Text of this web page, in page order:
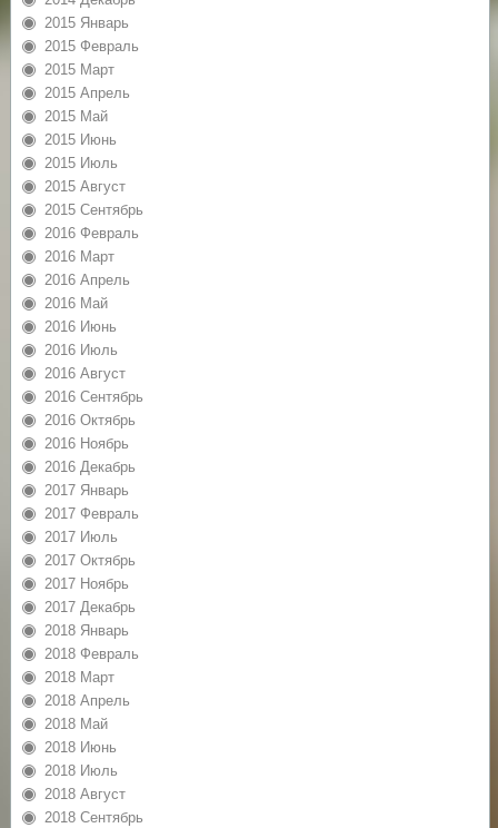
2015 Январь
2015 Февраль
2015 Март
2015 Апрель
2015 Май
2015 Июнь
2015 Июль
2015 Август
2015 Сентябрь
2016 Февраль
2016 Март
2016 Апрель
2016 Май
2016 Июнь
2016 Июль
2016 Август
2016 Сентябрь
2016 Октябрь
2016 Ноябрь
2016 Декабрь
2017 Январь
2017 Февраль
2017 Июль
2017 Октябрь
2017 Ноябрь
2017 Декабрь
2018 Январь
2018 Февраль
2018 Март
2018 Апрель
2018 Май
2018 Июнь
2018 Июль
2018 Август
2018 Сентябрь